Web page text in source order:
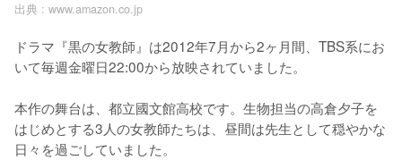
出典 : www.amazon.co.jp
ドラマ『黒の女教師』は2012年7月から2ヶ月間、TBS系にお
いて毎週金曜日22:00から放映されていました。
本作の舞台は、都立國文館高校です。生物担当の高倉夕子を
はじめとする3人の女教師たちは、昼間は先生として穏やかな
日々を過ごしていました。